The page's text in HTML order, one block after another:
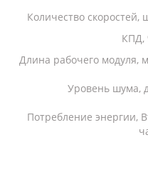
Количество скоростей,
КПД,
Длина рабочего модуля,
Уровень шума,
Потребление энергии,